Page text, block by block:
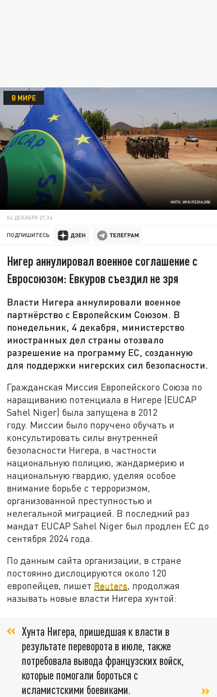
ФОТО: WIKIPEDIA.ORG
В МИРЕ
04 ДЕКАБРЯ 21:34
ПОДПИШИТЕСЬ:
Нигер аннулировал военное соглашение с
Евросоюзом: Евкуров съездил не зря
Власти Нигера аннулировали военное
партнёрство с Европейским Союзом. В
понедельник, 4 декабря, министерство
иностранных дел страны отозвало
разрешение на программу ЕС, созданную
для поддержки нигерских сил безопасности.
Гражданская Миссия Европейского Союза по
наращиванию потенциала в Нигере (EUCAP
Sahel Niger) была запущена в 2012
году. Миссии было поручено обучать и
консультировать силы внутренней
безопасности Нигера, в частности
национальную полицию, жандармерию и
национальную гвардию, уделяя особое
внимание борьбе с терроризмом,
организованной преступностью и
нелегальной миграцией. В последний раз
мандат EUCAP Sahel Niger был продлен ЕС до
сентября 2024 года.
По данным сайта организации, в стране
постоянно дислоцируются около 120
европейцев, пишет Reuters, продолжая
называть новые власти Нигера хунтой:
Хунта Нигера, пришедшая к власти в
результате переворота в июле, также
потребовала вывода французских войск,
которые помогали бороться с
исламистскими боевиками.